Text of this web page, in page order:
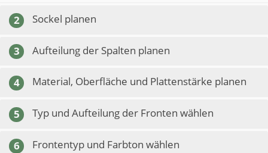
2 Sockel planen
3 Aufteilung der Spalten planen
4 Material, Oberfläche und Plattenstärke planen
5 Typ und Aufteilung der Fronten wählen
6 Frontentyp und Farbton wählen